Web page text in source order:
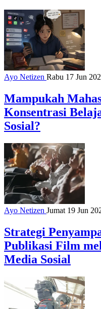
Ayo Netizen Rabu 17 Jun
Mampukah
Konsentrasi
Sosial?
Ayo Netizen Jumat 19 Jun
Strategi
Publikasi Film
Media Sosial